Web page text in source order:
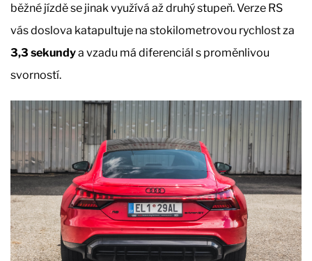
běžné jízdě se jinak využívá až druhý stupeň. Verze RS
vás doslova katapultuje na stokilometrovou rychlost za
3,3 sekundya vzadu má diferenciál s proměnlivou
svorností.